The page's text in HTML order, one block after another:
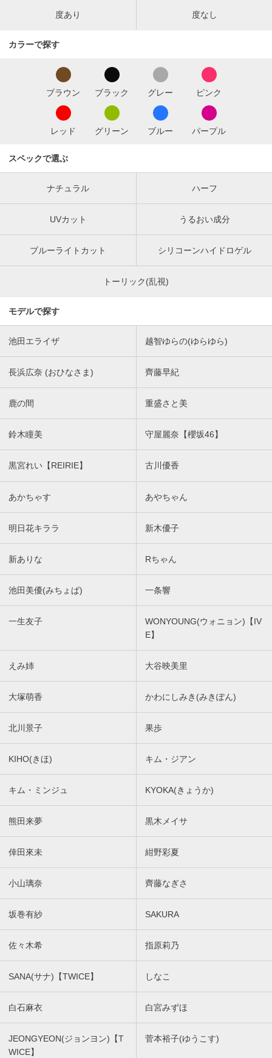
度あり 度なし
カラーで探す
ブラウン ブラック グレー ピンク
レッド グリーン ブルー パープル
スペックで選ぶ
ナチュラル ハーフ
UVカット うるおい成分
ブルーライトカット シリコーンハイドロゲル
トーリック(乱視)
モデルで探す
池田エライザ 越智ゆらの(ゆらゆら)
長浜広奈 (おひなさま) 齊藤早紀
鹿の間 重盛さと美
鈴木瞳美 守屋麗奈【櫻坂46】
黒宮れい【REIRIE】 古川優香
あかちゃす あやちゃん
明日花キララ 新木優子
新ありな Rちゃん
池田美優(みちょぱ) 一条響
一生友子
WONYOUNG(ウォニョン)【IV
E】
えみ姉 大谷映美里
大塚萌香 かわにしみき(みきぽん)
北川景子 果歩
KIHO(きほ) キム・ジアン
キム・ミンジュ KYOKA(きょうか)
熊田来夢 黒木メイサ
倖田來未 紺野彩夏
小山璃奈 齊藤なぎさ
坂巻有紗 SAKURA
佐々木希 指原莉乃
SANA(サナ)【TWICE】 しなこ
白石麻衣 白宮みずほ
JEONGYEON(ジョンヨン)【T
WICE】
菅本裕子(ゆうこす)